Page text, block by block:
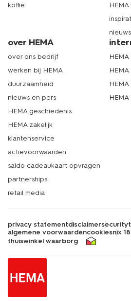
koffie
nieuws
over HEMA
over ons bedrijf
werken bij HEMA
duurzaamheid
nieuws en pers
HEMA geschiedenis
HEMA zakelijk
klantenservice
actievoorwaarden
saldo cadeaukaart opvragen
partnerships
retail media
HEMA
privacy statementdisclaimersecurity
algemene voorwaardencookiesnix 18
thuiswinkel waarborg